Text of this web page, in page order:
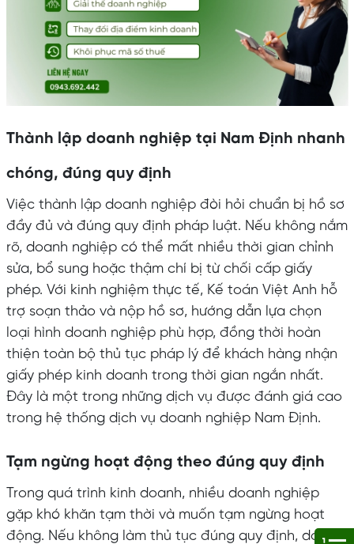
Thành lập doanh nghiệp tại Nam Định nhanh
chóng, đúng quy định
Việc thành lập doanh nghiệp đòi hỏi chuẩn bị hồ sơ
đầy đủ và đúng quy định pháp luật. Nếu không nắm
rõ, doanh nghiệp có thể mất nhiều thời gian chỉnh
sửa, bổ sung hoặc thậm chí bị từ chối cấp giấy
phép. Với kinh nghiệm thực tế, Kế toán Việt Anh hỗ
trợ soạn thảo và nộp hồ sơ, hướng dẫn lựa chọn
loại hình doanh nghiệp phù hợp, đồng thời hoàn
thiện toàn bộ thủ tục pháp lý để khách hàng nhận
giấy phép kinh doanh trong thời gian ngắn nhất.
Đây là một trong những dịch vụ được đánh giá cao
trong hệ thống dịch vụ doanh nghiệp Nam Định.
Tạm ngừng hoạt động theo đúng quy định
Trong quá trình kinh doanh, nhiều doanh nghiệp
gặp khó khăn tạm thời và muốn tạm ngừng hoạt
động. Nếu không làm thủ tục đúng quy định, doanh